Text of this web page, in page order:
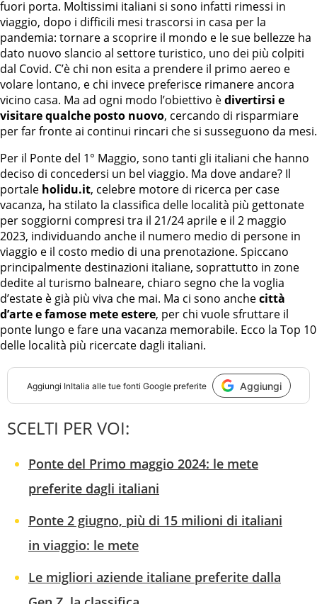
fuori porta. Moltissimi italiani si sono infatti rimessi in
viaggio, dopo i difficili mesi trascorsi in casa per la
pandemia: tornare a scoprire il mondo e le sue bellezze ha
dato nuovo slancio al settore turistico, uno dei più colpiti
dal Covid. C’è chi non esita a prendere il primo aereo e
volare lontano, e chi invece preferisce rimanere ancora
vicino casa. Ma ad ogni modo l’obiettivo èdivertirsi e
visitare qualche posto nuovo, cercando di risparmiare
per far fronte ai continui rincari che si susseguono da mesi.
Per il Ponte del 1° Maggio, sono tanti gli italiani che hanno
deciso di concedersi un bel viaggio. Ma dove andare? Il
portale holidu.it, celebre motore di ricerca per case
vacanza, ha stilato la classifica delle località più gettonate
per soggiorni compresi tra il 21/24 aprile e il 2 maggio
2023, individuando anche il numero medio di persone in
viaggio e il costo medio di una prenotazione. Spiccano
principalmente destinazioni italiane, soprattutto in zone
dedite al turismo balneare, chiaro segno che la voglia
d’estate è già più viva che mai. Ma ci sono anchecittà
d’arte e famose mete estere, per chi vuole sfruttare il
ponte lungo e fare una vacanza memorabile. Ecco la Top 10
delle località più ricercate dagli italiani.
Aggiungi InItalia alle tue fonti Google preferite Aggiungi
SCELTI PER VOI:
Ponte del Primo maggio 2024: le mete
preferite dagli italiani
Ponte 2 giugno, più di 15 milioni di italiani
in viaggio: le mete
Le migliori aziende italiane preferite dalla